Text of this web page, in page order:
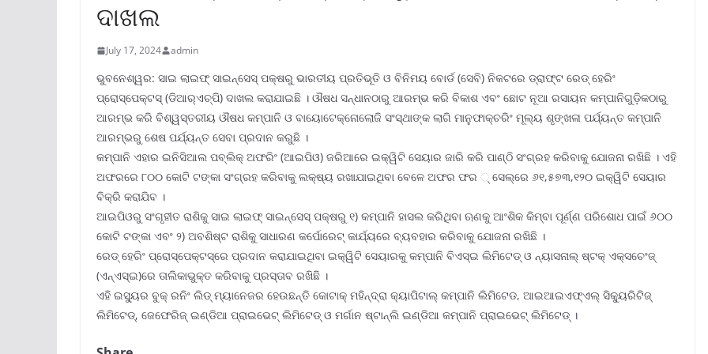
ଦାଖଲ
July 17, 2024 admin
ଭୁବନେଶ୍ୱର: ସାଇ ଲାଇଫ୍ ସାଇନ୍‌ସେସ୍ ପକ୍ଷରୁ ଭାରତୀୟ ପ୍ରତିଭୂତି ଓ ବିନିମୟ ବୋର୍ଡ (ସେବି) ନିକଟରେ ଡ୍ରାଫ୍‌ଟ ରେଡ୍ ହେରିଂ
ପ୍ରୋସ୍‌ପେକ୍ଟସ୍ (ଡିଆର୍‌ଏଚ୍‌ପି) ଦାଖଲ କରାଯାଇଛି । ଔଷଧ ସନ୍ଧାନଠାରୁ ଆରମ୍ଭ କରି ବିକାଶ ଏବଂ ଛୋଟ ନୂଆ ରସାୟନ କମ୍ପାନିଗୁଡ଼ିକଠାରୁ
ଆରମ୍ଭ କରି ବିଶ୍ୱସ୍ତରୀୟ ଔଷଧ କମ୍ପାନି ଓ ବାୟୋଟେକ୍‌ନୋଲୋଜି ସଂସ୍ଥାଙ୍କ ଲାଗି ମାନୁଫାକ୍‌ଚରିଂ ମୂଲ୍ୟ ଶୃଙ୍ଖଳା ପର୍ଯ୍ୟନ୍ତ କମ୍ପାନି
ଆରମ୍ଭରୁ ଶେଷ ପର୍ଯ୍ୟନ୍ତ ସେବା ପ୍ରଦାନ କରୁଛି ।
କମ୍ପାନି ଏହାର ଇନିସିଆଲ ପବ୍ଲିକ୍ ଅଫରିଂ (ଆଇପିଓ) ଜରିଆରେ ଇକ୍ୱିଟି ସେୟାର ଜାରି କରି ପାଣ୍ଠି ସଂଗ୍ରହ କରିବାକୁ ଯୋଜନା ରଖିଛି । ଏହି
ଅଫରରେ ୮୦୦ କୋଟି ଟଙ୍କା ସଂଗ୍ରହ କରିବାକୁ ଲକ୍ଷ୍ୟ ରଖାଯାଇଥିବା ବେଳେ ଅଫର ଫର ୍ ସେଲ୍‌ରେ ୬୧,୫୭୩,୧୨୦ ଇକ୍ୱିଟି ସେୟାର
ବିକ୍ରି କରାଯିବ ।
ଆଇପିଓରୁ ସଂଗୃହୀତ ରାଶିକୁ ସାଇ ଲାଇଫ୍ ସାଇନ୍‌ସେସ୍ ପକ୍ଷରୁ ୧) କମ୍ପାନି ହାସଲ କରିଥିବା ଋଣକୁ ଆଂଶିକ କିମ୍ବା ପୂର୍ଣ୍ଣ ପରିଶୋଧ ପାଇଁ ୬୦୦
କୋଟି ଟଙ୍କା ଏବଂ ୨) ଅବଶିଷ୍ଟ ରାଶିକୁ ସାଧାରଣ କର୍ପୋରେଟ୍ କାର୍ଯ୍ୟରେ ବ୍ୟବହାର କରିବାକୁ ଯୋଜନା ରଖିଛି ।
ରେଡ୍ ହେରିଂ ପ୍ରୋସ୍‌ପେକ୍ଟସ୍‌ରେ ପ୍ରଦାନ କରାଯାଇଥିବା ଇକ୍ୱିଟି ସେୟାରକୁ କମ୍ପାନି ବିଏସ୍‌ଇ ଲିମିଟେଡ୍ ଓ ନ୍ୟାସନାଲ୍ ଷ୍ଟକ୍ ଏକ୍ସଚେଂଜ୍
(ଏନ୍‌ଏସ୍‌ଇ)ରେ ତାଲିକାଭୁକ୍ତ କରିବାକୁ ପ୍ରସ୍ତାବ ରଖିଛି ।
ଏହି ଇସ୍ୟୁର ବୁକ୍ ରନିଂ ଲିଡ୍ ମ୍ୟାନେଜର ହେଉଛନ୍ତି କୋଟାକ୍ ମହିନ୍ଦ୍ରା କ୍ୟାପିଟାଲ୍ କମ୍ପାନି ଲିମିଟେଡ, ଆଇଆଇଏଫ୍‌ଏଲ୍ ସିକ୍ୟୁରିଟିଜ୍
ଲିମିଟେଡ୍‌, ଜେଫେରିଜ୍ ଇଣ୍ଡିଆ ପ୍ରାଇଭେଟ୍ ଲିମିଟେଡ୍ ଓ ମର୍ଗାନ ଷ୍ଟାନ୍‌ଲି ଇଣ୍ଡିଆ କମ୍ପାନି ପ୍ରାଇଭେଟ୍ ଲିମିଟେଡ୍ ।